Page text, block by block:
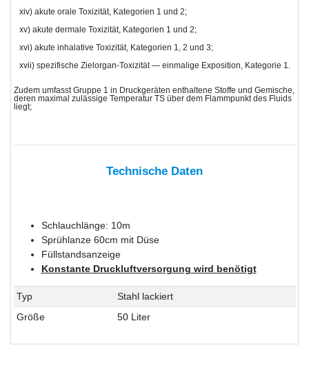
xiv) akute orale Toxizität, Kategorien 1 und 2;
xv) akute dermale Toxizität, Kategorien 1 und 2;
xvi) akute inhalative Toxizität, Kategorien 1, 2 und 3;
xvii) spezifische Zielorgan-Toxizität — einmalige Exposition, Kategorie 1.
Zudem umfasst Gruppe 1 in Druckgeräten enthaltene Stoffe und Gemische,
deren maximal zulässige Temperatur TS über dem Flammpunkt des Fluids
liegt;
Technische Daten
Schlauchlänge: 10m
Sprühlanze 60cm mit Düse
Füllstandsanzeige
Konstante Druckluftversorgung wird benötigt
Typ
Stahl lackiert
Größe
50 Liter